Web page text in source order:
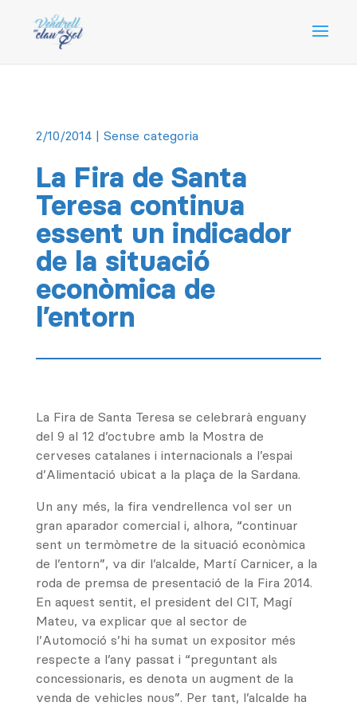
2/10/2014| Sense categoria
La Fira de Santa
Teresa continua
essent un indicador
de la situació
econòmica de
l’entorn
La Fira de Santa Teresa se celebrarà enguany
del 9 al 12 d’octubre amb la Mostra de
cerveses catalanes i internacionals a l’espai
d’Alimentació ubicat a la plaça de la Sardana.
Un any més, la fira vendrellenca vol ser un
gran aparador comercial i, alhora, “continuar
sent un termòmetre de la situació econòmica
de l’entorn”, va dir l’alcalde, Martí Carnicer, a la
roda de premsa de presentació de la Fira 2014.
En aquest sentit, el president del CIT, Magí
Mateu, va explicar que al sector de
l’Automoció s’hi ha sumat un expositor més
respecte a l’any passat i “preguntant als
concessionaris, es denota un augment de la
venda de vehicles nous”. Per tant, l’alcalde ha